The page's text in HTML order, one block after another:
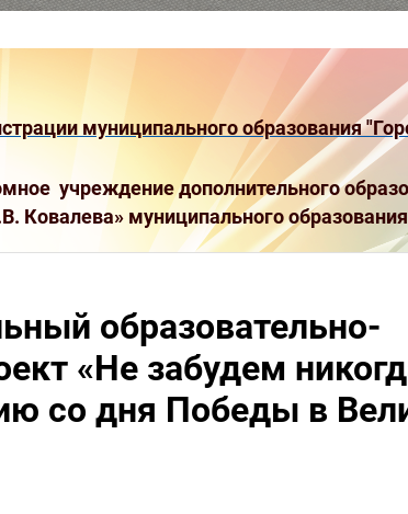
муниципального образования
учреждение дополнительного
Ковалева» муниципального
образовательно-
«Не забудем
со дня Победы в